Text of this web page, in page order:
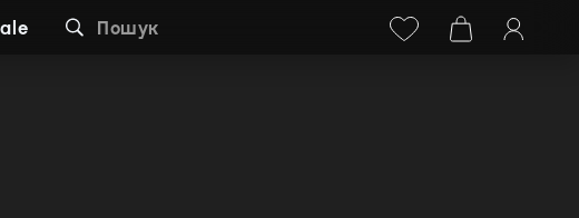
+38 (068) 778-40-38
Пошук